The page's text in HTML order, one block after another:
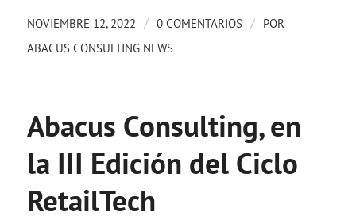
NOVIEMBRE 12, 2022 / 0 COMENTARIOS /
POR
ABACUS CONSULTING NEWS
Abacus Consulting, en
la III Edición del Ciclo
RetailTech